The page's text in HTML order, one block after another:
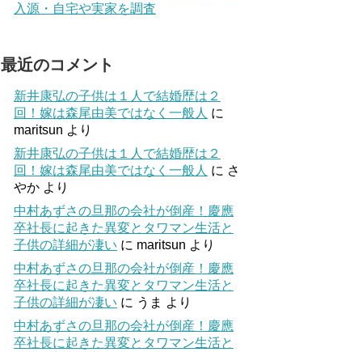
入源・自宅や実家を調査
最近のコメント
新井康弘の子供は１人で結婚歴は２
回！嫁は森尾由美ではなく一般人 に
maritsun より
新井康弘の子供は１人で結婚歴は２
回！嫁は森尾由美ではなく一般人 に さ
やか より
中村あずさの旦那の会社が倒産！慶應
卒社長に起きた異変とタワマン生活と
子供の詳細が凄い に maritsun より
中村あずさの旦那の会社が倒産！慶應
卒社長に起きた異変とタワマン生活と
子供の詳細が凄い に うま より
中村あずさの旦那の会社が倒産！慶應
卒社長に起きた異変とタワマン生活と